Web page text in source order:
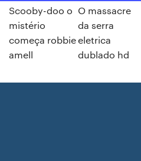
Scooby-doo o
mistério
começa robbie
amell
O massacre
da serra
eletrica
dublado hd